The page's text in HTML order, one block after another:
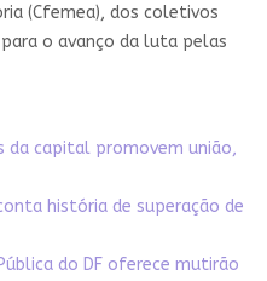
(Cfemea), dos coletivos
o avanço da luta pelas
da capital promovem união,
história de superação de
do DF oferece mutirão